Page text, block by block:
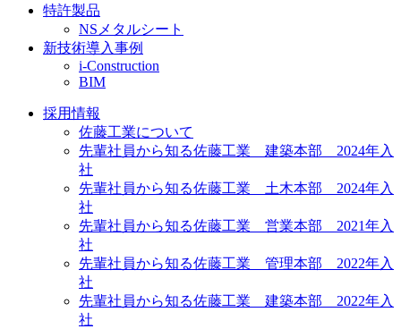
特許製品
NSメタルシート
新技術導入事例
i-Construction
BIM
採用情報
佐藤工業について
先輩社員から知る佐藤工業 建築本部 2024年入
社
先輩社員から知る佐藤工業 土木本部 2024年入
社
先輩社員から知る佐藤工業 営業本部 2021年入
社
先輩社員から知る佐藤工業 管理本部 2022年入
社
先輩社員から知る佐藤工業 建築本部 2022年入
社